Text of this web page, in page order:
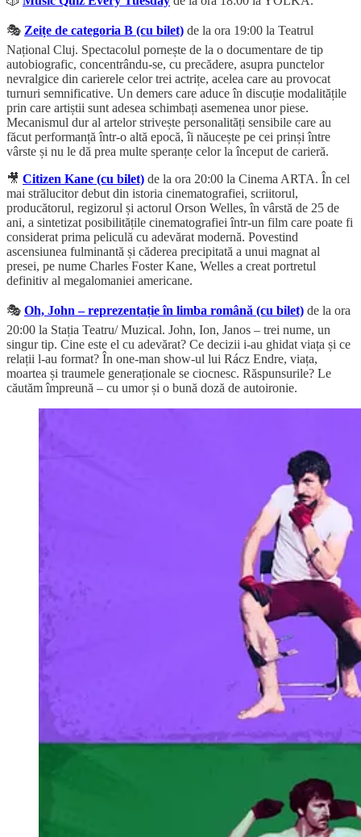
🎭 Zeițe de categoria B (cu bilet) de la ora 19:00 la Teatrul
Național Cluj. Spectacolul pornește de la o documentare de tip
autobiografic, concentrându-se, cu precădere, asupra punctelor
nevralgice din carierele celor trei actrițe, acelea care au provocat
turnuri semnificative. Un demers care aduce în discuție modalitățile
prin care artiștii sunt adesea schimbați asemenea unor piese.
Mecanismul dur al artelor strivește personalități sensibile care au
făcut performanță într-o altă epocă, îi năucește pe cei prinși între
vârste și nu le dă prea multe speranțe celor la început de carieră.
🎥 Citizen Kane (cu bilet) de la ora 20:00 la Cinema ARTA. În cel
mai strălucitor debut din istoria cinematografiei, scriitorul,
producătorul, regizorul și actorul Orson Welles, în vârstă de 25 de
ani, a sintetizat posibilitățile cinematografiei într-un film care poate fi
considerat prima peliculă cu adevărat modernă. Povestind
ascensiunea fulminantă și căderea precipitată a unui magnat al
presei, pe nume Charles Foster Kane, Welles a creat portretul
definitiv al megalomaniei americane.
🎭 Oh, John – reprezentație în limba română (cu bilet) de la ora
20:00 la Stația Teatru/ Muzical. John, Ion, Janos – trei nume, un
singur tip. Cine este el cu adevărat? Ce decizii i-au ghidat viața și ce
relații l-au format? În one-man show-ul lui Rácz Endre, viața,
moartea și traumele generaționale se ciocnesc. Răspunsurile? Le
căutăm împreună – cu umor și o bună doză de autoironie.